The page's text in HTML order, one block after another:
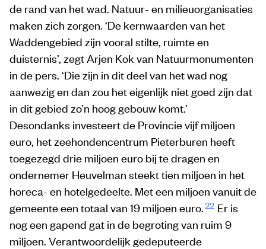
de rand van het wad. Natuur- en milieuorganisaties
maken zich zorgen. ‘De kernwaarden van het
Waddengebied zijn vooral stilte, ruimte en
duisternis’, zegt Arjen Kok van Natuurmonumenten
in de pers. ‘Die zijn in dit deel van het wad nog
aanwezig en dan zou het eigenlijk niet goed zijn dat
in dit gebied zo’n hoog gebouw komt.’
Desondanks investeert de Provincie vijf miljoen
euro, het zeehondencentrum Pieterburen heeft
toegezegd drie miljoen euro bij te dragen en
ondernemer Heuvelman steekt tien miljoen in het
horeca- en hotelgedeelte. Met een miljoen vanuit de
gemeente een totaal van 19 miljoen euro.22 Er is
nog een gapend gat in de begroting van ruim 9
miljoen. Verantwoordelijk gedeputeerde